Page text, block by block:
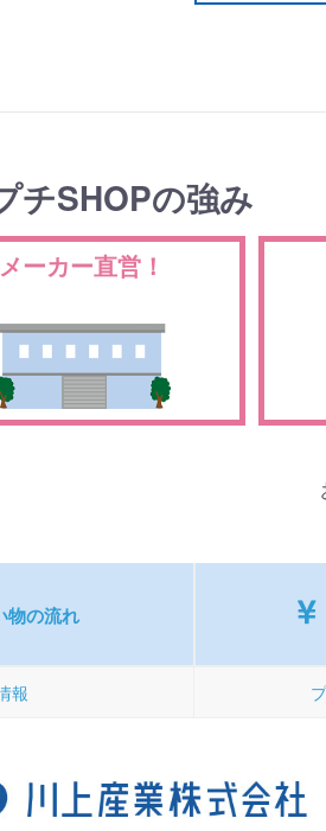
チSHOPの強み
メーカー直営！
物の流れ
報